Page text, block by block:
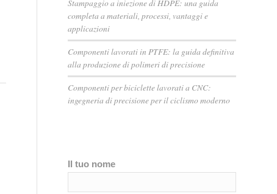
Stampaggio a iniezione di HDPE: una guida
completa a materiali, processi, vantaggi e
applicazioni
Componenti lavorati in PTFE: la guida definitiva
alla produzione di polimeri di precisione
Componenti per biciclette lavorati a CNC:
ingegneria di precisione per il ciclismo moderno
Il tuo nome